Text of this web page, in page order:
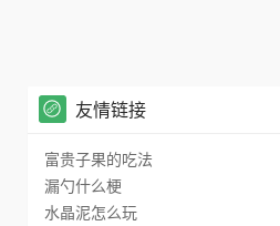
友情链接
富贵子果的吃法
漏勺什么梗
水晶泥怎么玩